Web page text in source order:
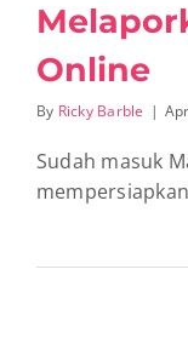
Online
By Ricky Barble |
Sudah masuk